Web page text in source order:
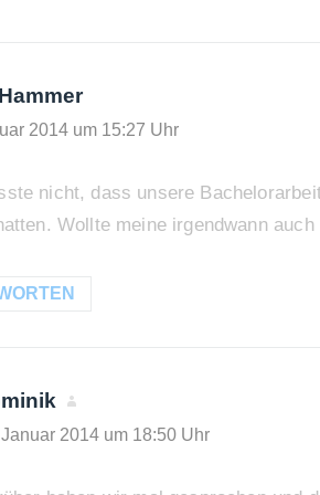
sagt:
2014 um 15:27 Uhr
nicht, dass unsere
Wollte meine irgendwann
sagt:
2014 um 18:50 Uhr